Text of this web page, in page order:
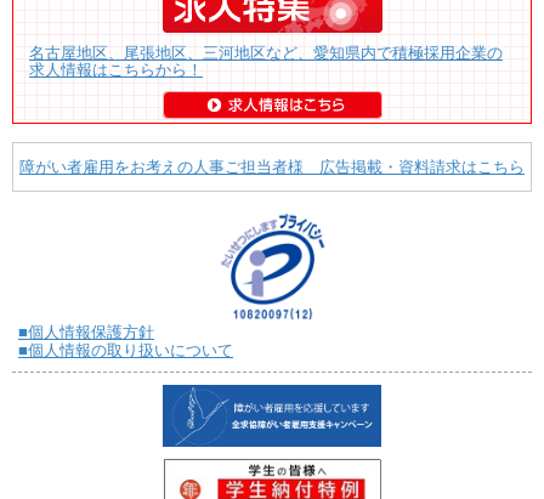
名古屋地区、尾張地区、三河地区など、愛知県内で積極採用企業の
求人情報はこちらから！
障がい者雇用をお考えの人事ご担当者様 広告掲載・資料請求はこちら
■個人情報保護方針
■個人情報の取り扱いについて